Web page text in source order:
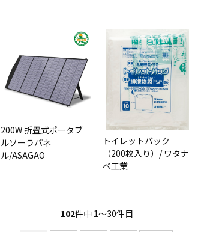
200W 折畳式ポータブ
ルソーラパネ
ル/ASAGAO
トイレットバック
（200枚入り）/ ワタナ
ベ工業
102件中 1〜30件目